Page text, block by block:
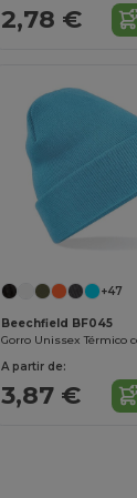
2,78 €
+47
Beechfield BF045
A partir de:
3,87 €